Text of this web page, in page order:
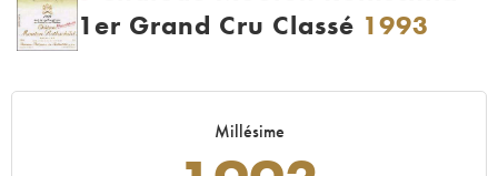
1er Grand Cru Classé 1993
Millésime